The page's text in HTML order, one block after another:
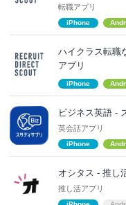
転職アプリ
iPhone
ハイクラス転職
アプリ
iPhone
ビジネス英語 -
英会話アプリ
iPhone
オシタス - 推し
推し活アプリ